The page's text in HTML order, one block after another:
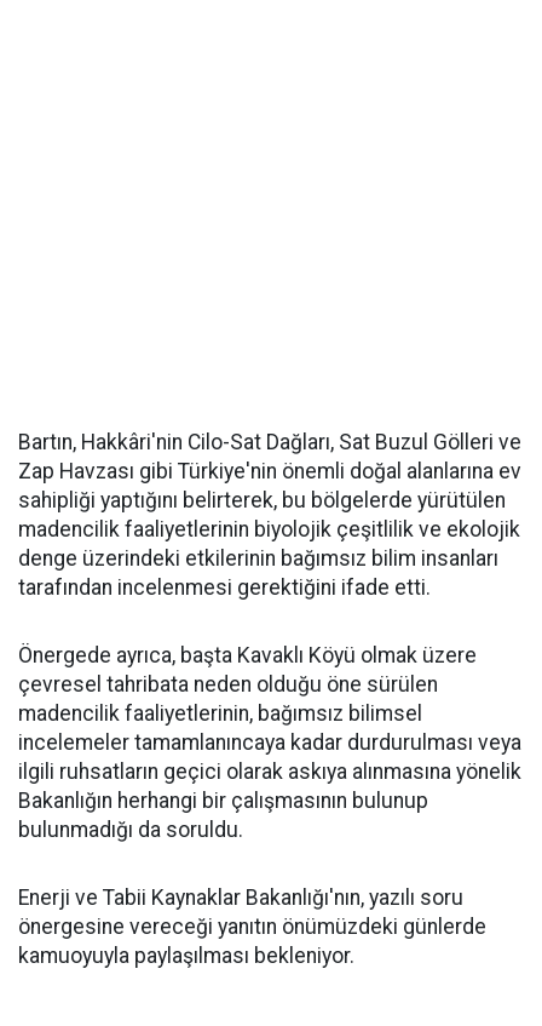
Bartın, Hakkâri'nin Cilo-Sat Dağları, Sat Buzul Gölleri ve
Zap Havzası gibi Türkiye'nin önemli doğal alanlarına ev
sahipliği yaptığını belirterek, bu bölgelerde yürütülen
madencilik faaliyetlerinin biyolojik çeşitlilik ve ekolojik
denge üzerindeki etkilerinin bağımsız bilim insanları
tarafından incelenmesi gerektiğini ifade etti.
Önergede ayrıca, başta Kavaklı Köyü olmak üzere
çevresel tahribata neden olduğu öne sürülen
madencilik faaliyetlerinin, bağımsız bilimsel
incelemeler tamamlanıncaya kadar durdurulması veya
ilgili ruhsatların geçici olarak askıya alınmasına yönelik
Bakanlığın herhangi bir çalışmasının bulunup
bulunmadığı da soruldu.
Enerji ve Tabii Kaynaklar Bakanlığı'nın, yazılı soru
önergesine vereceği yanıtın önümüzdeki günlerde
kamuoyuyla paylaşılması bekleniyor.